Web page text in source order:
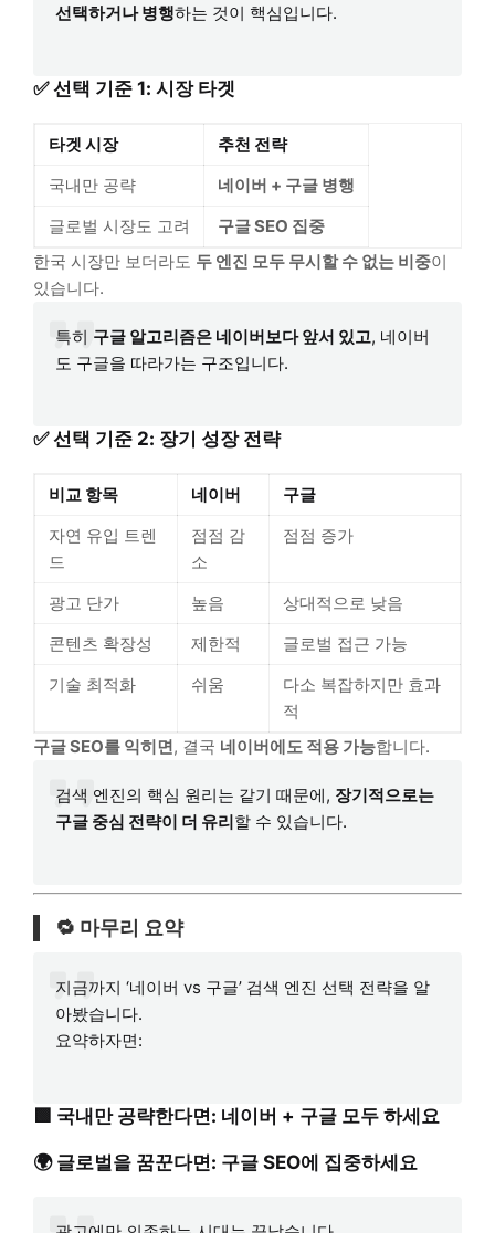
선택하거나 병행하는 것이 핵심입니다.
✅ 선택 기준 1: 시장 타겟
타겟 시장
추천 전략
국내만 공략
네이버 + 구글 병행
글로벌 시장도 고려
구글 SEO 집중
한국 시장만 보더라도 두 엔진 모두 무시할 수 없는 비중이
있습니다.
특히 구글 알고리즘은 네이버보다 앞서 있고, 네이버
도 구글을 따라가는 구조입니다.
✅ 선택 기준 2: 장기 성장 전략
비교 항목 네이버
구글
자연 유입 트렌
드
점점 감
소
점점 증가
광고 단가 높음
상대적으로 낮음
콘텐츠 확장성
제한적
글로벌 접근 가능
기술 최적화
쉬움
다소 복잡하지만 효과
적
구글 SEO를 익히면, 결국 네이버에도 적용 가능합니다.
검색 엔진의 핵심 원리는 같기 때문에, 장기적으로는
구글 중심 전략이 더 유리할 수 있습니다.
🔁 마무리 요약
지금까지 ‘네이버 vs 구글’ 검색 엔진 선택 전략을 알
아봤습니다.
요약하자면:
🟩 국내만 공략한다면: 네이버 + 구글 모두 하세요
🌍 글로벌을 꿈꾼다면: 구글 SEO에 집중하세요